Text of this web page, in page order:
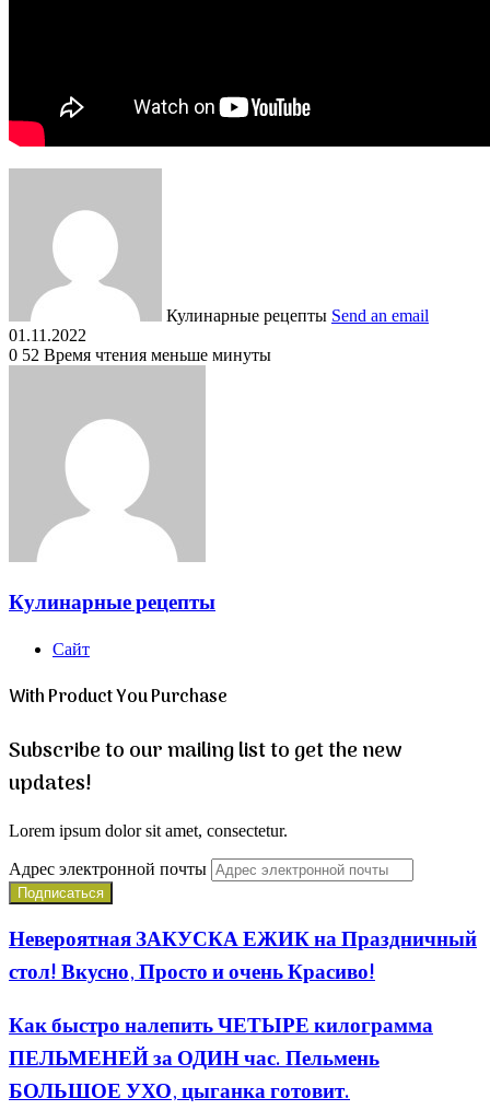
Кулинарные рецепты Send an email
01.11.2022
0 52 Время чтения меньше минуты
Кулинарные рецепты
Сайт
With Product You Purchase
Subscribe to our mailing list to get the new
updates!
Lorem ipsum dolor sit amet, consectetur.
Адрес электронной почты
Невероятная ЗАКУСКА ЕЖИК на Праздничный
стол! Вкусно, Просто и очень Красиво!
Как быстро налепить ЧЕТЫРЕ килограмма
ПЕЛЬМЕНЕЙ за ОДИН час. Пельмень
БОЛЬШОЕ УХО, цыганка готовит.